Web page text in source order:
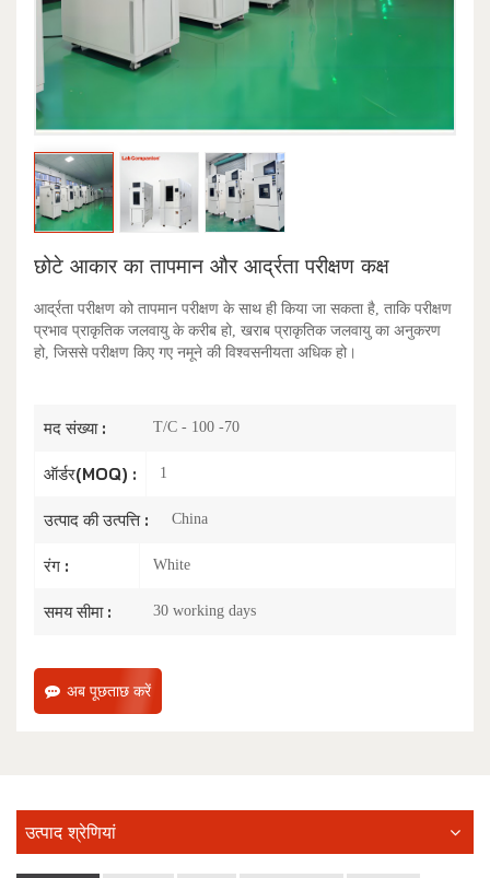
छोटे आकार का तापमान और आर्द्रता परीक्षण कक्ष
आर्द्रता परीक्षण को तापमान परीक्षण के साथ ही किया जा सकता है, ताकि परीक्षण
प्रभाव प्राकृतिक जलवायु के करीब हो, खराब प्राकृतिक जलवायु का अनुकरण
हो, जिससे परीक्षण किए गए नमूने की विश्वसनीयता अधिक हो।
मद संख्या : T/C - 100 -70
ऑर्डर(MOQ) : 1
उत्पाद की उत्पत्ति : China
रंग : White
समय सीमा : 30 working days
अब पूछताछ करें
उत्पाद श्रेणियां